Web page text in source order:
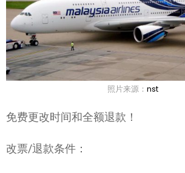
照片来源： nst
免费更改时间和全额退款！
改票/退款条件：